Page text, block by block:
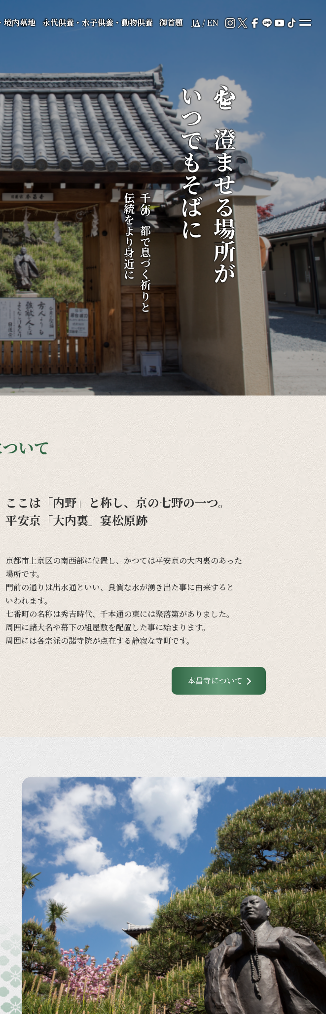
境内墓地 永代供養・水子供養・動物供養 御首題 JA/EN
心を澄ませる場所が
いつでもそばに
千年の都で息づく祈りと
伝統をより身近に
いて
ここは「内野」と称し、京の七野の一つ。
平安京「大内裏」宴松原跡
京都市上京区の南西部に位置し、 かつては平安京の大内裏のあった
場所です。
門前の通りは出水通といい、 良質な水が湧き出た事に由来すると
いわれます。
七番町の名称は秀吉時代、千本通の東には聚落第がありました。
周囲に諸大名や幕下の組屋敷を配置した事に始まります。
周囲には各宗派の諸寺院が点在する静寂な寺町です。
本昌寺について